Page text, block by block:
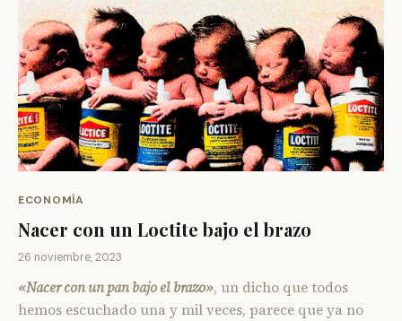
ECONOMÍA
Nacer con un Loctite bajo el brazo
26 noviembre, 2023
«Nacer con un pan bajo el brazo», un dicho que todos
hemos escuchado una y mil veces, parece que ya no